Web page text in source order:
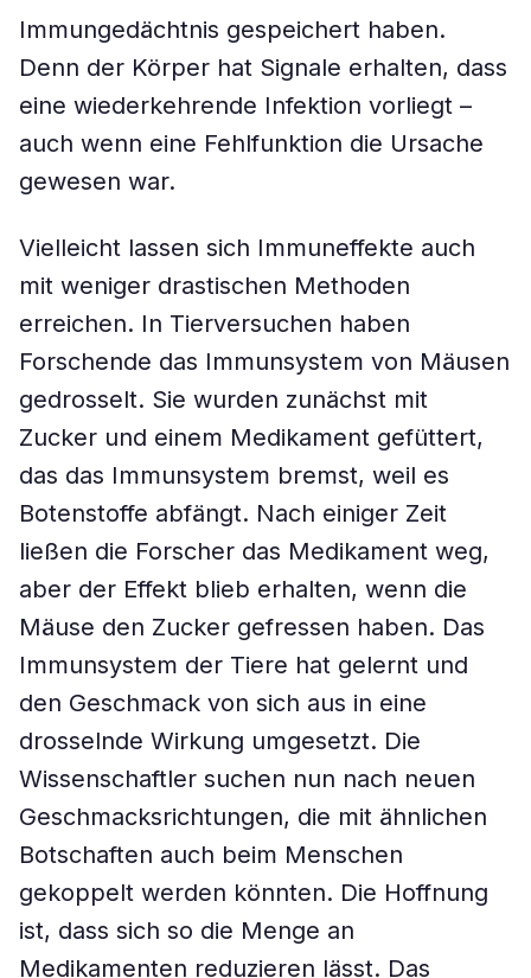
Immungedächtnis gespeichert haben.
Denn der Körper hat Signale erhalten, dass
eine wiederkehrende Infektion vorliegt –
auch wenn eine Fehlfunktion die Ursache
gewesen war.
Vielleicht lassen sich Immuneffekte auch
mit weniger drastischen Methoden
erreichen. In Tierversuchen haben
Forschende das Immunsystem von Mäusen
gedrosselt. Sie wurden zunächst mit
Zucker und einem Medikament gefüttert,
das das Immunsystem bremst, weil es
Botenstoffe abfängt. Nach einiger Zeit
ließen die Forscher das Medikament weg,
aber der Effekt blieb erhalten, wenn die
Mäuse den Zucker gefressen haben. Das
Immunsystem der Tiere hat gelernt und
den Geschmack von sich aus in eine
drosselnde Wirkung umgesetzt. Die
Wissenschaftler suchen nun nach neuen
Geschmacksrichtungen, die mit ähnlichen
Botschaften auch beim Menschen
gekoppelt werden könnten. Die Hoffnung
ist, dass sich so die Menge an
Medikamenten reduzieren lässt. Das